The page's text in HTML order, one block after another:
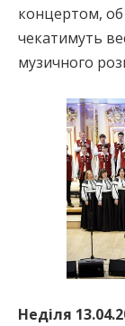
концертом, об
чекатимуть
музичного
Неділя